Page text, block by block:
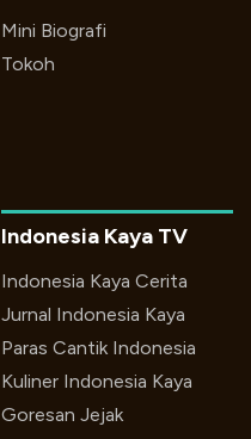
Mini Biografi
Tokoh
Indonesia Kaya TV
Indonesia Kaya Cerita
Jurnal Indonesia Kaya
Paras Cantik Indonesia
Kuliner Indonesia Kaya
Goresan Jejak